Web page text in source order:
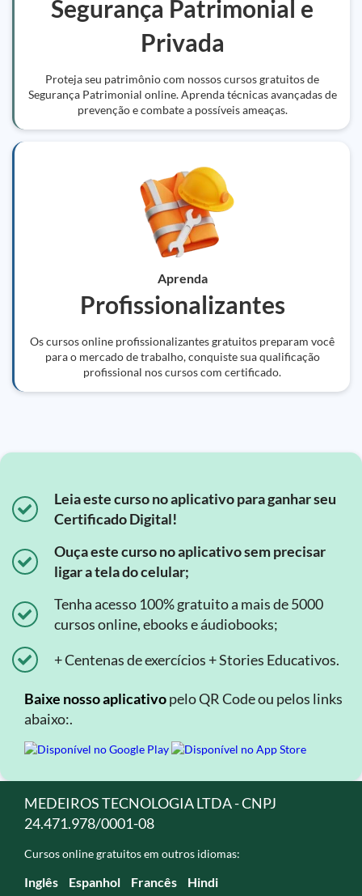
Segurança Patrimonial e
Privada
Proteja seu patrimônio com nossos cursos gratuitos de
Segurança Patrimonial online. Aprenda técnicas avançadas de
prevenção e combate a possíveis ameaças.
Aprenda
Profissionalizantes
Os cursos online profissionalizantes gratuitos preparam você
para o mercado de trabalho, conquiste sua qualificação
profissional nos cursos com certificado.
Leia este curso no aplicativo para ganhar seu
Certificado Digital!
Ouça este curso no aplicativo sem precisar
ligar a tela do celular;
Tenha acesso 100% gratuito a mais de 5000
cursos online, ebooks e áudiobooks;
+ Centenas de exercícios + Stories Educativos.
Baixe nosso aplicativopelo QR Code ou pelos links
abaixo:.
MEDEIROS TECNOLOGIA LTDA - CNPJ
24.471.978/0001-08
Cursos online gratuitos em outros idiomas:
Inglês Espanhol Francês Hindi